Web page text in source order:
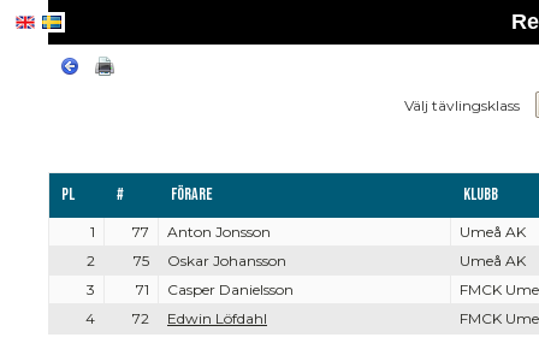
Välj tävlingsklass
Pl # Förare Klubb
1 77 Anton Jonsson
Umeå AK
2
75 Oskar Johansson
Umeå AK
3
71 Casper Danielsson
FMCK
4
72 Edwin Löfdahl FMCK